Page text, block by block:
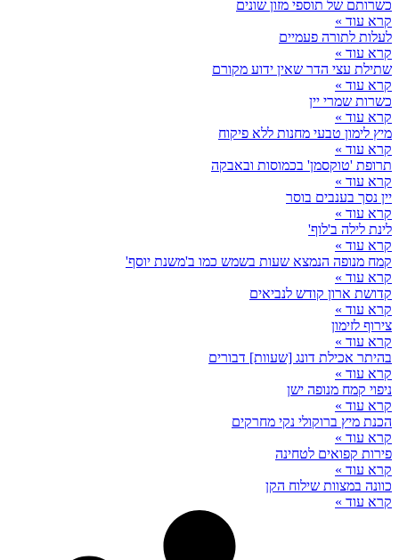
כשרותם של תוספי מזון שונים
קרא עוד »
לעלות לתורה פעמיים
קרא עוד »
שתילת עצי הדר שאין ידוע מקורם
קרא עוד »
כשרות שמרי יין
קרא עוד »
מיץ לימון טבעי מחנות ללא פיקוח
קרא עוד »
תרופת 'טוקסמן' בכמוסות ובאבקה
קרא עוד »
יין נסך בענבים בוסר
קרא עוד »
לינת לילה ב'לוף'
קרא עוד »
קמח מנופה הנמצא שעות בשמש כמו ב'משנת יוסף'
קרא עוד »
קדושת ארון קודש לנביאים
קרא עוד »
צירוף לזימון
קרא עוד »
בהיתר אכילת דונג [שעוות] דבורים
קרא עוד »
ניפוי קמח מנופה ישן
קרא עוד »
הכנת מיץ ברוקולי נקי מחרקים
קרא עוד »
פירות קפואים לטחינה
קרא עוד »
כוונה במצוות שילוח הקן
קרא עוד »